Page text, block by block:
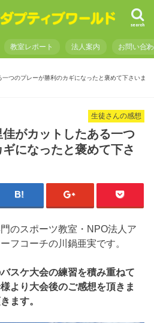
search
教室レポート 法人案内 お問い合
一つのプレーが勝利のカギになったと褒めて下さいま
生徒さんの感想
佳がカットしたある一つ
になったと褒めて下さ
のスポーツ教室・NPO法人ア
フコーチの川鍋亜実です。
スケ大会の練習を積み重ねて
より大会後のご感想を頂きま
ます。